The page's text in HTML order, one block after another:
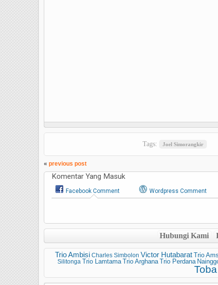
Tags: Joel Simorangkir
« previous post
Komentar Yang Masuk
Facebook Comment Wordpress Comment
Hubungi Kami
Trio Ambisi Charles Simbolon Victor Hutabarat Trio
Silitonga Trio Lamtama Trio Arghana Trio Perdana
Toba